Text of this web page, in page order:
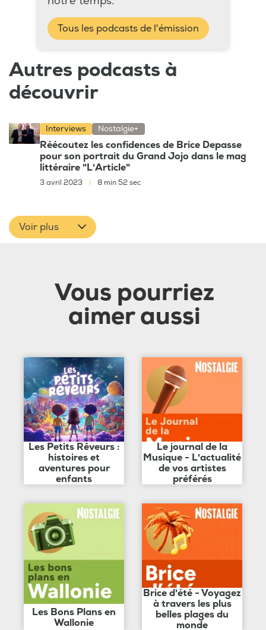
Tous les podcasts de l'émission
Autres podcasts à
découvrir
Interviews Nostalgie+
Réécoutez les confidences de Brice Depasse
pour son portrait du Grand Jojo dans le mag
littéraire "L'Article"
3 avril 2023 8 min 52 sec
Voir plus
Vous pourriez
aimer aussi
Les Petits Rêveurs :
histoires et
aventures pour
enfants
Le journal de la
Musique - L'actualité
de vos artistes
préférés
Les Bons Plans en
Wallonie
Brice d'été - Voyagez
à travers les plus
belles plages du
monde